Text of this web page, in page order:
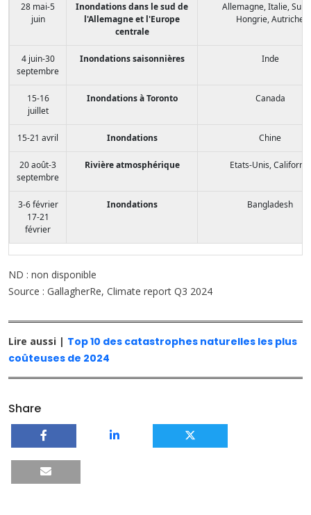
28 mai-5
juin
Inondations dans le sud de
l'Allemagne et l'Europe
centrale
Allemagne, Italie,
Hongrie, Autriche
4 juin-30
septembre
Inondations saisonnières Inde
15-16
juillet
Inondations à Toronto Canada
15-21 avril Inondations Chine
20 août-3
septembre
Rivière atmosphérique Etats-Unis, Californie
3-6 février
17-21
février
Inondations Bangladesh
ND : non disponible
Source : GallagherRe, Climate report Q3 2024
Lire aussi | Top 10 des catastrophes naturelles les plus
coûteuses de 2024
Share